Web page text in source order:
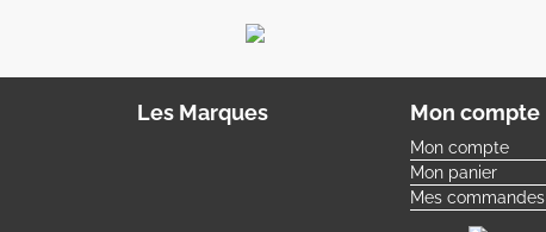
Les Marques Mon compte
Mon compte
Mon panier
Mes commandes